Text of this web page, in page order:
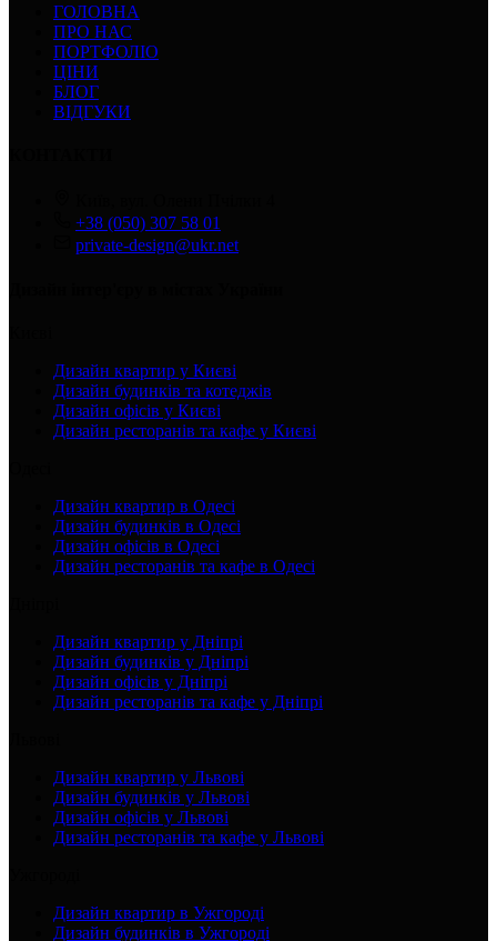
ГОЛОВНА
ПРО НАС
ПОРТФОЛІО
ЦІНИ
БЛОГ
ВІДГУКИ
+38 (050) 307 58 01
private-design@ukr.net
Дизайн квартир у Києві
Дизайн будинків та котеджів
Дизайн офісів у Києві
Дизайн ресторанів та кафе у Києві
Дизайн квартир в Одесі
Дизайн будинків в Одесі
Дизайн офісів в Одесі
Дизайн ресторанів та кафе в Одесі
Дизайн квартир у Дніпрі
Дизайн будинків у Дніпрі
Дизайн офісів у Дніпрі
Дизайн ресторанів та кафе у Дніпрі
Дизайн квартир у Львові
Дизайн будинків у Львові
Дизайн офісів у Львові
Дизайн ресторанів та кафе у Львові
Дизайн квартир в Ужгороді
Дизайн будинків в Ужгороді